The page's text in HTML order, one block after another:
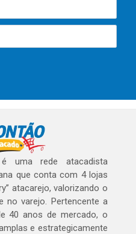
uma rede atacadista
que conta com 4 lojas
atacarejo, valorizando o
no varejo. Pertencente a
40 anos de mercado, o
e estrategicamente